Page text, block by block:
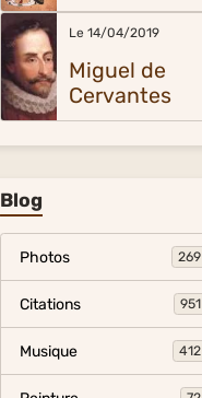
Le 14/04/2019
Miguel de
Cervantes
Blog
Photos 269
Citations 951
Musique 412